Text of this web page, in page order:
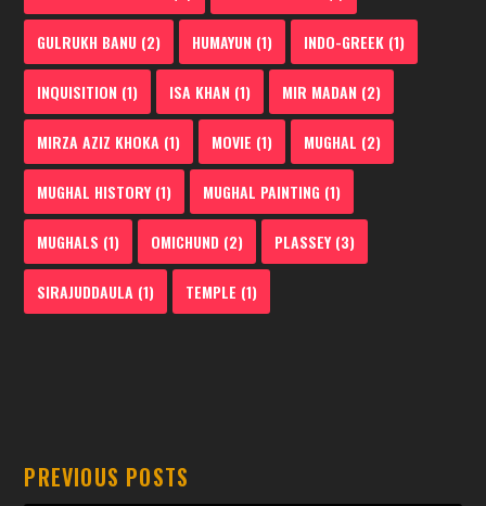
GULRUKH BANU (2) HUMAYUN (1) INDO-GREEK (1)
INQUISITION (1) ISA KHAN (1) MIR MADAN (2)
MIRZA AZIZ KHOKA (1) MOVIE (1) MUGHAL (2)
MUGHAL HISTORY(1) MUGHAL PAINTING (1)
MUGHALS (1) OMICHUND (2) PLASSEY(3)
SIRAJUDDAULA (1) TEMPLE (1)
PREVIOUS POSTS